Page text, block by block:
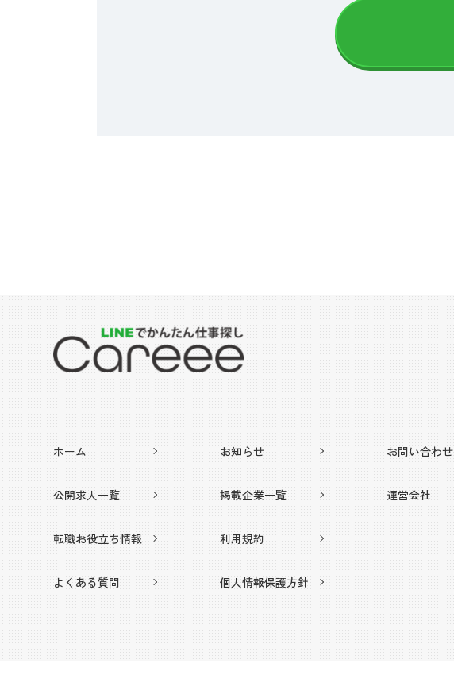
ホーム
公開求人一覧
転職お役立ち情報
よくある質問
お知らせ
掲載企業一覧
利用規約
個人情報保護方針
お問い合わせ
運営会社